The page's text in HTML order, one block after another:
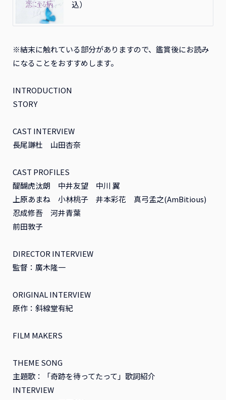
込）
※結末に触れている部分がありますので、鑑賞後にお読み
になることをおすすめします。
INTRODUCTION
STORY
CAST INTERVIEW
長尾謙杜 山田杏奈
CAST PROFILES
醍醐虎汰朗 中井友望 中川 翼
上原あまね 小林桃子 井本彩花 真弓孟之(AmBitious)
忍成修吾 河井青葉
前田敦子
DIRECTOR INTERVIEW
監督：廣木隆一
ORIGINAL INTERVIEW
原作：斜線堂有紀
FILM MAKERS
THEME SONG
主題歌：「奇跡を待ってたって」歌詞紹介
INTERVIEW